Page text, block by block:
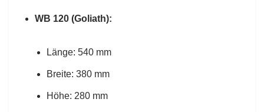
WB 120 (Goliath):
Länge: 540 mm
Breite: 380 mm
Höhe: 280 mm